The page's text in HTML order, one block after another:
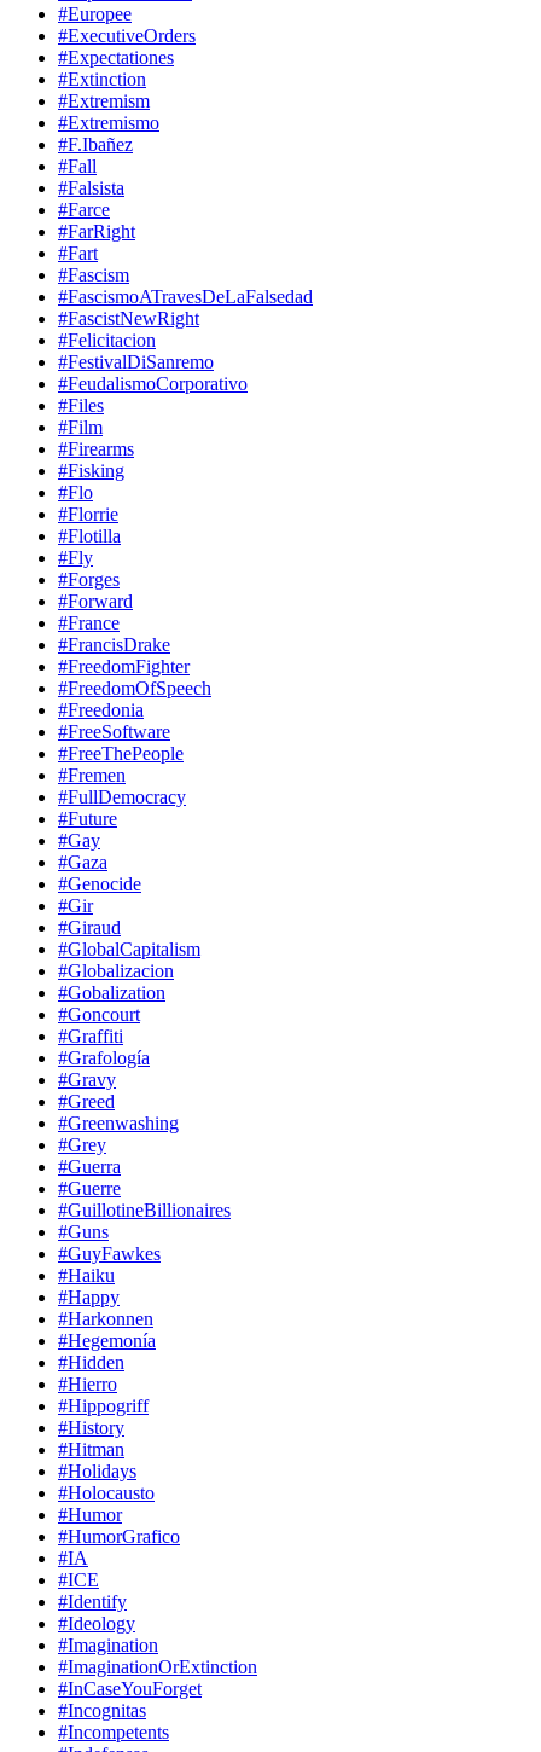
#Europee
#ExecutiveOrders
#Expectationes
#Extinction
#Extremism
#Extremismo
#F.Ibañez
#Fall
#Falsista
#Farce
#FarRight
#Fart
#Fascism
#FascismoATravesDeLaFalsedad
#FascistNewRight
#Felicitacion
#FestivalDiSanremo
#FeudalismoCorporativo
#Files
#Film
#Firearms
#Fisking
#Flo
#Florrie
#Flotilla
#Fly
#Forges
#Forward
#France
#FrancisDrake
#FreedomFighter
#FreedomOfSpeech
#Freedonia
#FreeSoftware
#FreeThePeople
#Fremen
#FullDemocracy
#Future
#Gay
#Gaza
#Genocide
#Gir
#Giraud
#GlobalCapitalism
#Globalizacion
#Gobalization
#Goncourt
#Graffiti
#Grafología
#Gravy
#Greed
#Greenwashing
#Grey
#Guerra
#Guerre
#GuillotineBillionaires
#Guns
#GuyFawkes
#Haiku
#Happy
#Harkonnen
#Hegemonía
#Hidden
#Hierro
#Hippogriff
#History
#Hitman
#Holidays
#Holocausto
#Humor
#HumorGrafico
#IA
#ICE
#Identify
#Ideology
#Imagination
#ImaginationOrExtinction
#InCaseYouForget
#Incognitas
#Incompetents